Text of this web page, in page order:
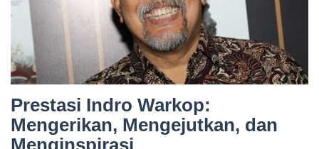
Prestasi Indro Warkop:
Mengerikan, Mengejutkan, dan